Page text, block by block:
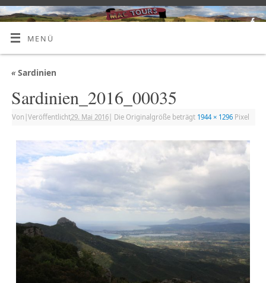
MENÜ
«Sardinien
Sardinien_2016_00035
Von Veröffentlicht29. Mai 2016| Die Originalgröße beträgt 1944 × 1296Pixel